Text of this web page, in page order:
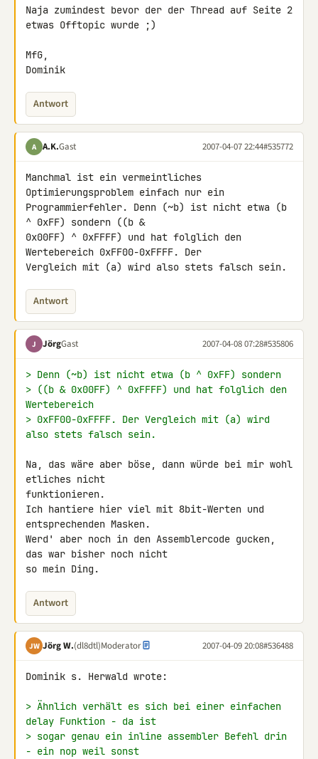
Naja zumindest bevor der der Thread auf Seite 2
etwas Offtopic wurde ;)
MfG,
Dominik
Antwort
A A.K.Gast 2007-04-07 22:44#535772
Manchmal ist ein vermeintliches
Optimierungsproblem einfach nur ein
Programmierfehler. Denn (~b) ist nicht etwa (b
^ 0xFF) sondern ((b &
0x00FF) ^ 0xFFFF) und hat folglich den
Wertebereich 0xFF00-0xFFFF. Der
Vergleich mit (a) wird also stets falsch sein.
Antwort
J JörgGast 2007-04-08 07:28#535806
> Denn (~b) ist nicht etwa (b ^ 0xFF) sondern
> ((b & 0x00FF) ^ 0xFFFF) und hat folglich den
Wertebereich
> 0xFF00-0xFFFF. Der Vergleich mit (a) wird
also stets falsch sein.
Na, das wäre aber böse, dann würde bei mir wohl
etliches nicht
funktionieren.
Ich hantiere hier viel mit 8bit-Werten und
entsprechenden Masken.
Werd' aber noch in den Assemblercode gucken,
das war bisher noch nicht
so mein Ding.
Antwort
JW Jörg W.(dl8dtl)Moderator 2007-04-09 20:08#536488
Dominik s. Herwald wrote:
> Ähnlich verhält es sich bei einer einfachen
delay Funktion - da ist
> sogar genau ein inline assembler Befehl drin
- ein nop weil sonst